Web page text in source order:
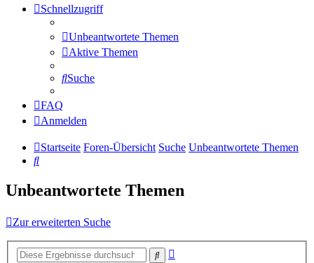
Schnellzugriff
Unbeantwortete Themen
Aktive Themen
Suche
FAQ
Anmelden
Startseite Foren-Übersicht Suche Unbeantwortete Themen
Suche
Unbeantwortete Themen
Zur erweiterten Suche
Suche